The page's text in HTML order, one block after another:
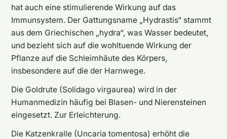
hat auch eine stimulierende Wirkung auf das
Immunsystem. Der Gattungsname „Hydrastis“ stammt
aus dem Griechischen „hydra“, was Wasser bedeutet,
und bezieht sich auf die wohltuende Wirkung der
Pflanze auf die Schleimhäute des Körpers,
insbesondere auf die der Harnwege.
Die Goldrute (Solidago virgaurea) wird in der
Humanmedizin häufig bei Blasen- und Nierensteinen
eingesetzt. Zur Erleichterung.
Die Katzenkralle (Uncaria tomentosa) erhöht die